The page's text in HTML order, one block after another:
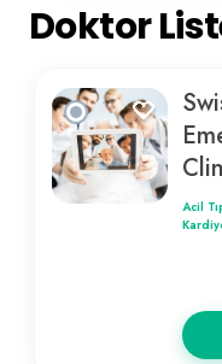
Doktor
Acil